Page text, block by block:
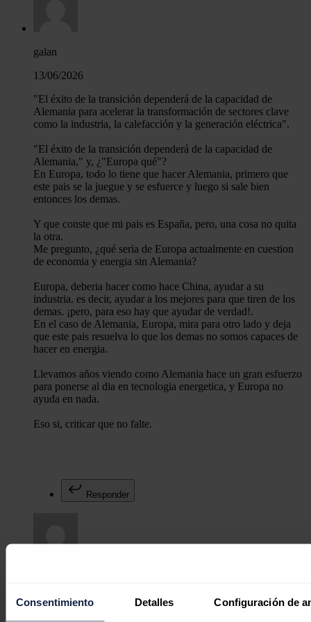
Consentimiento Detalles Configuración de
galan
13/06/2026
"El éxito de la transición dependerá de la capacidad de
Alemania para acelerar la transformación de sectores clave
como la industria, la calefacción y la generación eléctrica".
"El éxito de la transición dependerá de la capacidad de
Alemania," y, ¿"Europa qué"?
En Europa, todo lo tiene que hacer Alemania, primero que
este pais se la juegue y se esfuerce y luego si sale bien
entonces los demas.
Y que conste que mi pais es España, pero, una cosa no quita
la otra.
Me pregunto, ¿qué seria de Europa actualmente en cuestion
de economia y energia sin Alemania?
Europa, deberia hacer como hace China, ayudar a su
industria. es decir, ayudar a los mejores para que tiren de los
demas. ¡pero, para eso hay que ayudar de verdad!.
En el caso de Alemania, Europa, mira para otro lado y deja
que este pais resuelva lo que los demas no somos capaces de
hacer en energia.
Llevamos años viendo como Alemania hace un gran esfuerzo
para ponerse al dia en tecnologia energetica, y Europa no
ayuda en nada.
Eso si, criticar que no falte.
Responder
13/06/2026